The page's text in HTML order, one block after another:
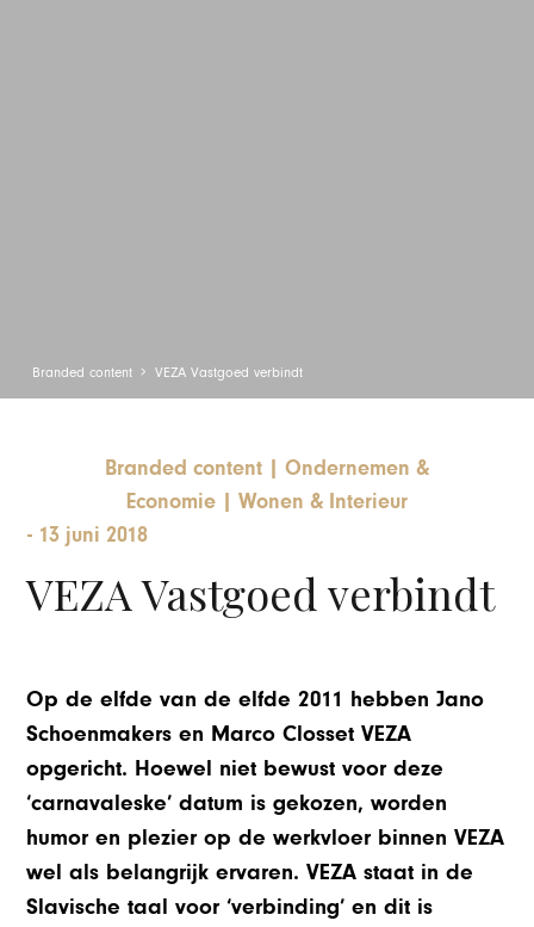
Branded content VEZA Vastgoed verbindt
Branded content | Ondernemen &
Economie | Wonen & Interieur
- 13 juni 2018
VEZA Vastgoed verbindt
Op de elfde van de elfde 2011 hebben Jano
Schoenmakers en Marco Closset VEZA
opgericht. Hoewel niet bewust voor deze
‘carnavaleske’ datum is gekozen, worden
humor en plezier op de werkvloer binnen VEZA
wel als belangrijk ervaren. VEZA staat in de
Slavische taal voor ‘verbinding’ en dit is